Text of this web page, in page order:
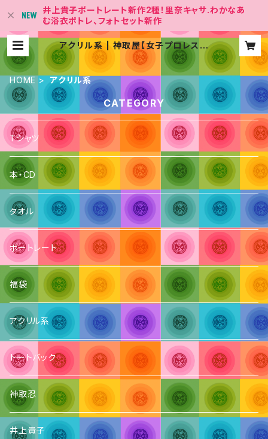
井上貴子ポートレート新作2種！里奈キャサ.わかなあ
む浴衣ポトレ、フォトセット新作
アクリル系 | 神取屋【女子プロレス団
体「LLPW-X 」Official Shop】
HOME アクリル系
CATEGORY
Tシャツ
本・CD
タオル
ポートレート
福袋
アクリル系
トートバック
神取忍
井上貴子